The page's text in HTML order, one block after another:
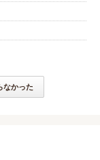
なかった